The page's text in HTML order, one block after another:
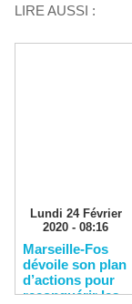
LIRE AUSSI :
Lundi 24 Février
2020 - 08:16
Marseille-Fos
dévoile son plan
d’actions pour
reconquérir les